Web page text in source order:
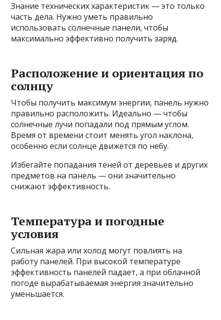
Знание технических характеристик — это только
часть дела. Нужно уметь правильно
использовать солнечные панели, чтобы
максимально эффективно получить заряд.
Расположение и ориентация по
солнцу
Чтобы получить максимум энергии, панель нужно
правильно расположить. Идеально — чтобы
солнечные лучи попадали под прямым углом.
Время от времени стоит менять угол наклона,
особенно если солнце движется по небу.
Избегайте попадания теней от деревьев и других
предметов на панель — они значительно
снижают эффективность.
Температура и погодные
условия
Сильная жара или холод могут повлиять на
работу панелей. При высокой температуре
эффективность панелей падает, а при облачной
погоде вырабатываемая энергия значительно
уменьшается.